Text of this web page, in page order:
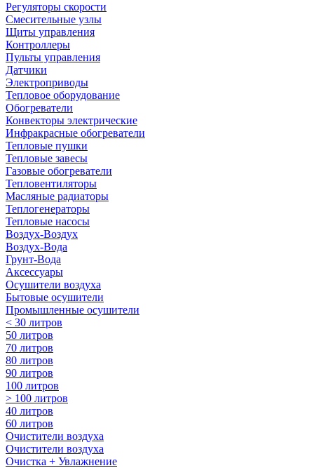
Регуляторы скорости
Смесительные узлы
Щиты управления
Контроллеры
Пульты управления
Датчики
Электроприводы
Тепловое оборудование
Обогреватели
Конвекторы электрические
Инфракрасные обогреватели
Тепловые пушки
Тепловые завесы
Газовые обогреватели
Тепловентиляторы
Масляные радиаторы
Теплогенераторы
Тепловые насосы
Воздух-Воздух
Воздух-Вода
Грунт-Вода
Аксессуары
Осушители воздуха
Бытовые осушители
Промышленные осушители
< 30 литров
50 литров
70 литров
80 литров
90 литров
100 литров
> 100 литров
40 литров
60 литров
Очистители воздуха
Очистители воздуха
Очистка + Увлажнение